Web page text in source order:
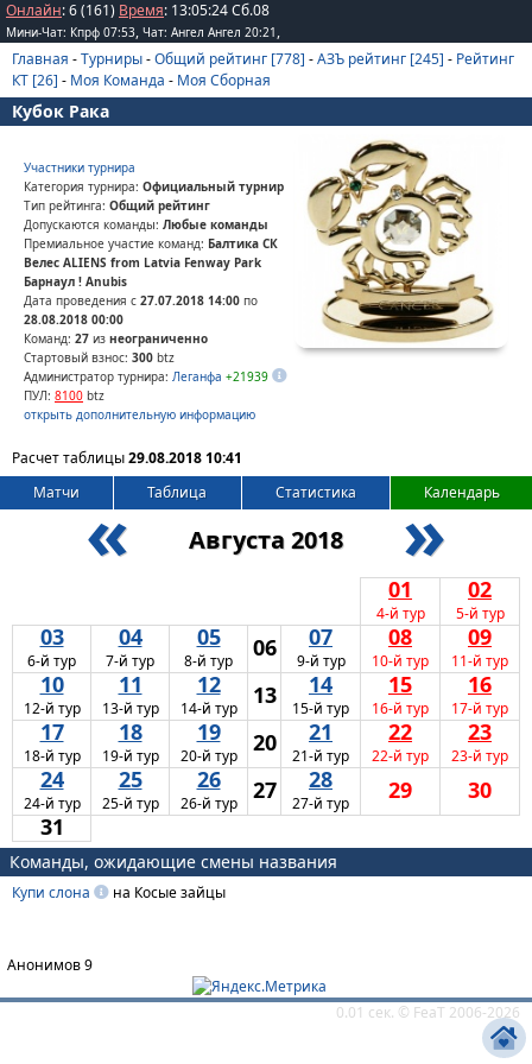
Онлайн: 6 (161) Время: 13:05:24Сб.08
Мини-Чат: Кпрф 07:53, Чат: Ангел Ангел 20:21 ,
Главная -Турниры-Общий рейтинг [778] -АЗЪ рейтинг [245] - Рейтинг
КТ [26] - Моя Команда - Моя Сборная
Кубок Рака
Участники турнира
Категория турнира: Официальный турнир
Тип рейтинга: Общий рейтинг
Допускаются команды: Любые команды
Премиальное участие команд: Балтика СК
Велес ALIENS from Latvia Fenway Park
Барнаул ! Anubis
Дата проведения с 27.07.2018 14:00 по
28.08.2018 00:00
Команд: 27 из неограниченно
Стартовый взнос: 300 btz
Администратор турнира: Леганфа +21939
ПУЛ: 8100 btz
открыть дополнительную информацию
Расчет таблицы29.08.2018 10:41
Матчи
Таблица Статистика Календарь
« Августа 2018 »
01
4-й тур
02
5-й тур
03
6-й тур
04
7-й тур
05
8-й тур 06 07
9-й тур
08
10-й тур
09
11-й тур
10
12-й тур
11
13-й тур
12
14-й тур 13 14
15-й тур
15
16-й тур
16
17-й тур
17
18-й тур
18
19-й тур
19
20-й тур 20 21
21-й тур
22
22-й тур
23
23-й тур
24
24-й тур
25
25-й тур
26
26-й тур 27 28
27-й тур 29
30
31
Команды, ожидающие смены названия
Купи слона на Косые зайцы
Анонимов 9
0.01 сек. © FeaT 2006-2026